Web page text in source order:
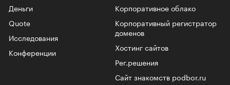
Корпоративное облако
Корпоративный регистратор
доменов
Хостинг сайтов
Рег.решения
Сайт знакомств podbor.ru
Деньги
Quote
Исследования
Конференции